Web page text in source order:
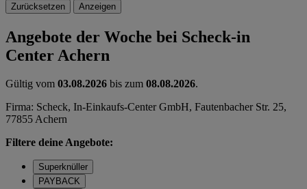
Zurücksetzen Anzeigen
Angebote der Woche bei Scheck-in
Center Achern
Gültig vom 03.08.2026 bis zum 08.08.2026.
Firma: Scheck, In-Einkaufs-Center GmbH, Fautenbacher Str. 25,
77855 Achern
Filtere deine Angebote:
Superknüller
PAYBACK